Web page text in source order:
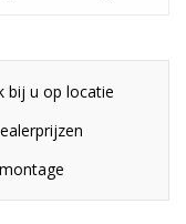
bij u op locatie